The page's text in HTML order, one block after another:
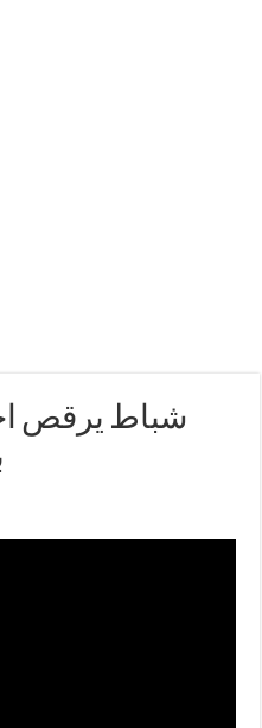
شباط يرقص